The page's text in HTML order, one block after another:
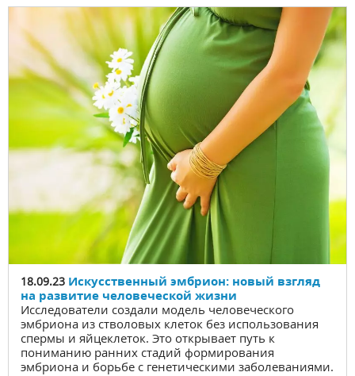
18.09.23 Искусственный эмбрион: новый взгляд
на развитие человеческой жизни
Исследователи создали модель человеческого
эмбриона из стволовых клеток без использования
спермы и яйцеклеток. Это открывает путь к
пониманию ранних стадий формирования
эмбриона и борьбе с генетическими заболеваниями.